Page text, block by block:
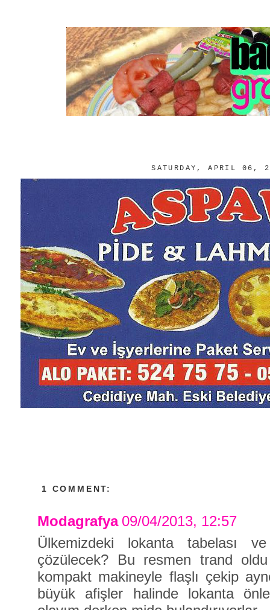
SATURDAY, APRIL 06,
1 COMMENT:
Modagrafya 09/04/2013, 12:57
Ülkemizdeki lokanta tabelası
çözülecek? Bu resmen trand
kompakt makineyle flaşlı çekip
büyük afişler halinde lokanta